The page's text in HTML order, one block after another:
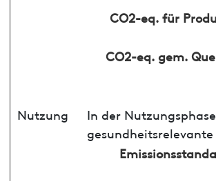
CO2-eq. für
CO2-eq. gem.
Nutzung
In der